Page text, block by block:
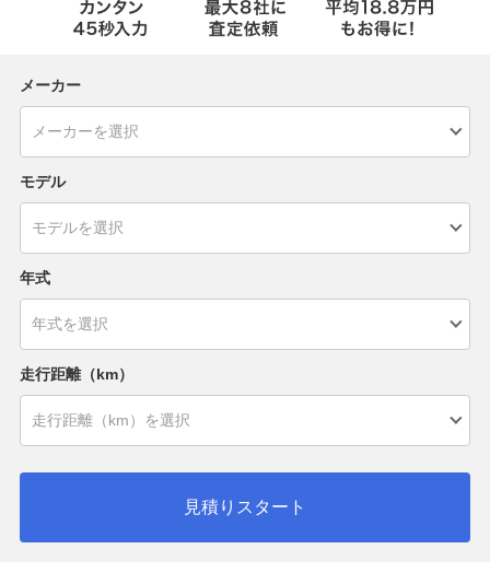
メーカー
モデル
年式
走行距離（km）
見積りスタート